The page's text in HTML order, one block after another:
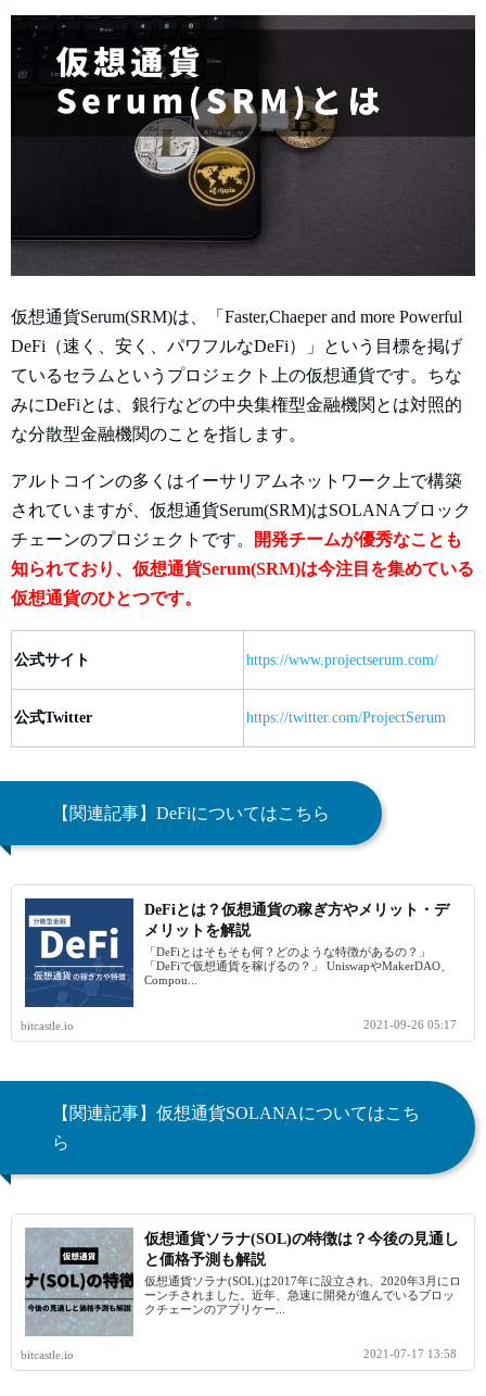
仮想通貨Serum(SRM)は、「Faster,Chaeper and more Powerful
DeFi（速く、安く、パワフルなDeFi）」という目標を掲げ
ているセラムというプロジェクト上の仮想通貨です。ちな
みにDeFiとは、銀行などの中央集権型金融機関とは対照的
な分散型金融機関のことを指します。
アルトコインの多くはイーサリアムネットワーク上で構築
されていますが、仮想通貨Serum(SRM)はSOLANAブロック
チェーンのプロジェクトです。
開発チームが優秀なことも
知られており、仮想通貨Serum(SRM)は今注目を集めている
仮想通貨のひとつです。
公式サイト https://www.projectserum.com/
公式Twitter https://twitter.com/ProjectSerum
【関連記事】DeFiについてはこちら
DeFiとは？仮想通貨の稼ぎ方やメリット・デ
メリットを解説
「DeFiとはそもそも何？どのような特徴があるの？」
「DeFiで仮想通貨を稼げるの？」 UniswapやMakerDAO、
Compou...
bitcastle.io 2021-09-26 05:17
【関連記事】仮想通貨SOLANAについてはこち
ら
仮想通貨ソラナ(SOL)の特徴は？今後の見通し
と価格予測も解説
仮想通貨ソラナ(SOL)は2017年に設立され、2020年3月にロ
ーンチされました。近年、急速に開発が進んでいるブロッ
クチェーンのアプリケー...
bitcastle.io 2021-07-17 13:58